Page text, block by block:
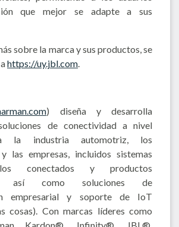
que mejor se adapte a sus
sobre la marca y sus productos, se
https://uy.jbl.com.
) diseña y desarrolla
de conectividad a nivel
la industria automotriz, los
las empresas, incluidos sistemas
conectados y productos
así como soluciones de
empresarial y soporte de IoT
cosas). Con marcas líderes como